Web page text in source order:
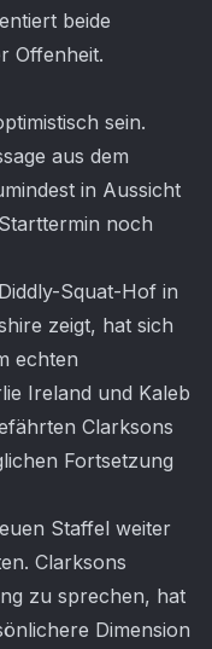
beide
Offenheit.
sein.
aus dem
in Aussicht
noch
Squat-Hof in
zeigt, hat sich
echten
Ireland und Kaleb
Clarksons
Fortsetzung
Staffel weiter
Clarksons
zu sprechen, hat
Dimension